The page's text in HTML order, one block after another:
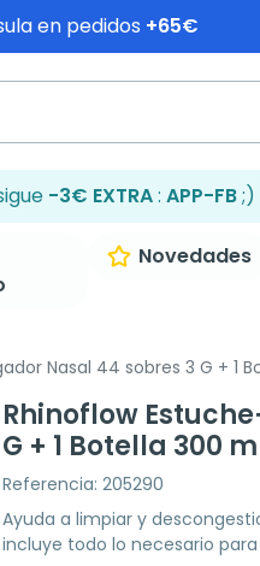
en pedidos +65€
-3€ EXTRA: APP-FB;)
Novedades
Nasal 44 sobres 3 G + 1
Rhinoflow
G + 1 Botella 300
Referencia: 205290
Ayuda a limpiar y
incluye todo lo necesario